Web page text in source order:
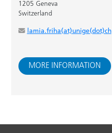
1205 Geneva
Switzerland
lamia.friha(at)unige(dot)ch
MORE INFORMATION